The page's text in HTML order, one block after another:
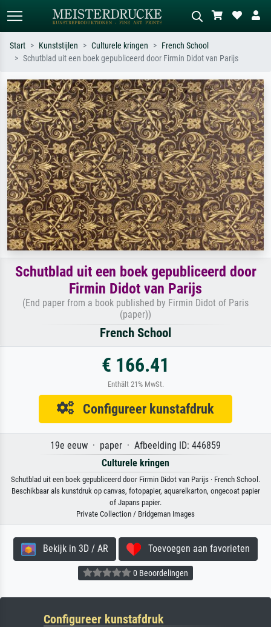
Zoek op kunstenaar, titel of stijl – bijv.
Monet, Sterrennacht, impressionisme,
Hokusai-golf, naakt.
Beschrijf de scène – bijv. groene
weide, abstract met veel rood, donker
olieverfschilderij, staand naakt naast
een boom.
Start Kunststijlen Culturele kringen
French School
Schutblad uit een boek gepubliceerd door Firmin Didot van Parijs
Schutblad uit een boek gepubliceerd door
Firmin Didot van Parijs
(End paper from a book published by Firmin Didot of Paris
(paper))
French School
€ 166.41
Enthält 21% MwSt.
Configureer kunstafdruk
19e eeuw · paper · Afbeelding ID: 446859
Culturele kringen
Schutblad uit een boek gepubliceerd door Firmin Didot van Parijs · French School.
Beschikbaar als kunstdruk op canvas, fotopapier, aquarelkarton, ongecoat papier
of Japans papier.
Private Collection / Bridgeman Images
Bekijk in 3D / AR Toevoegen aan favorieten
0 Beoordelingen
Configureer kunstafdruk